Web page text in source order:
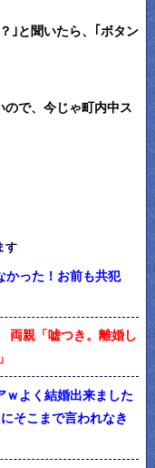
｣と聞いたら、｢ボタン
ので、今じゃ町内中ス
す
かった！お前も共犯
両親「嘘つき。離婚し
ｗよく結婚出来ました
そこまで言われなき